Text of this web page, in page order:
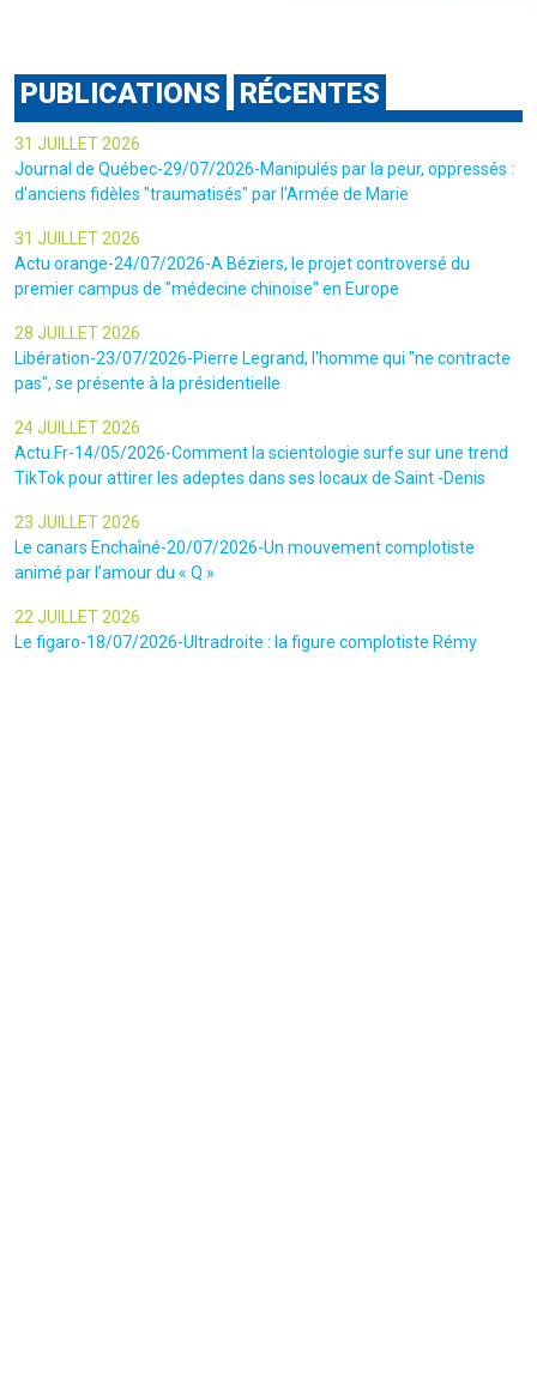
PUBLICATIONS RÉCENTES
31 JUILLET 2026
Journal de Québec-29/07/2026-Manipulés par la peur, oppressés :
d'anciens fidèles "traumatisés" par l'Armée de Marie
31 JUILLET 2026
Actu orange-24/07/2026-A Béziers, le projet controversé du
premier campus de "médecine chinoise" en Europe
28 JUILLET 2026
Libération-23/07/2026-Pierre Legrand, l'homme qui "ne contracte
pas", se présente à la présidentielle
24 JUILLET 2026
Actu.Fr-14/05/2026-Comment la scientologie surfe sur une trend
TikTok pour attirer les adeptes dans ses locaux de Saint -Denis
23 JUILLET 2026
Le canars Enchaîné-20/07/2026-Un mouvement complotiste
animé par l’amour du « Q »
22 JUILLET 2026
Le figaro-18/07/2026-Ultradroite : la figure complotiste Rémy